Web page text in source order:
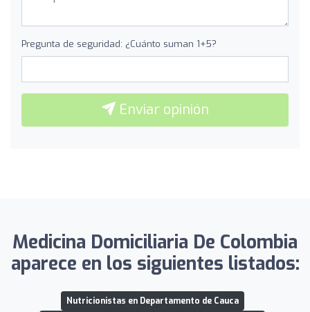
Pregunta de seguridad: ¿Cuánto suman 1+5?
Enviar opinión
Medicina Domiciliaria De Colombia
aparece en los siguientes listados:
Nutricionistas en Departamento de Cauca